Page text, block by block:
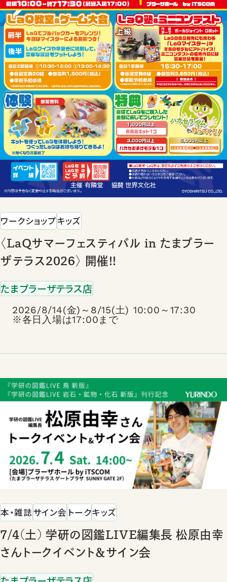
ワークショップキッズ
〈LaQサマーフェスティバル in たまプラー
ザテラス2026〉 開催!!
たまプラーザテラス店
2026/8/14(金)～8/15(土) 10:00～17:30
※各日入場は17:00まで
本・雑誌サイン会 トークキッズ
7/4(土) 学研の図鑑LIVE編集長 松原由幸
さんトークイベント＆サイン会